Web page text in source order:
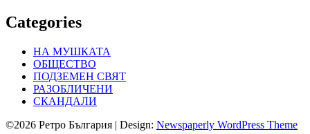
Categories
НА МУШКАТА
ОБЩЕСТВО
ПОДЗЕМЕН СВЯТ
РАЗОБЛИЧЕНИ
СКАНДАЛИ
©2026 Ретро България | Design: Newspaperly WordPress Theme